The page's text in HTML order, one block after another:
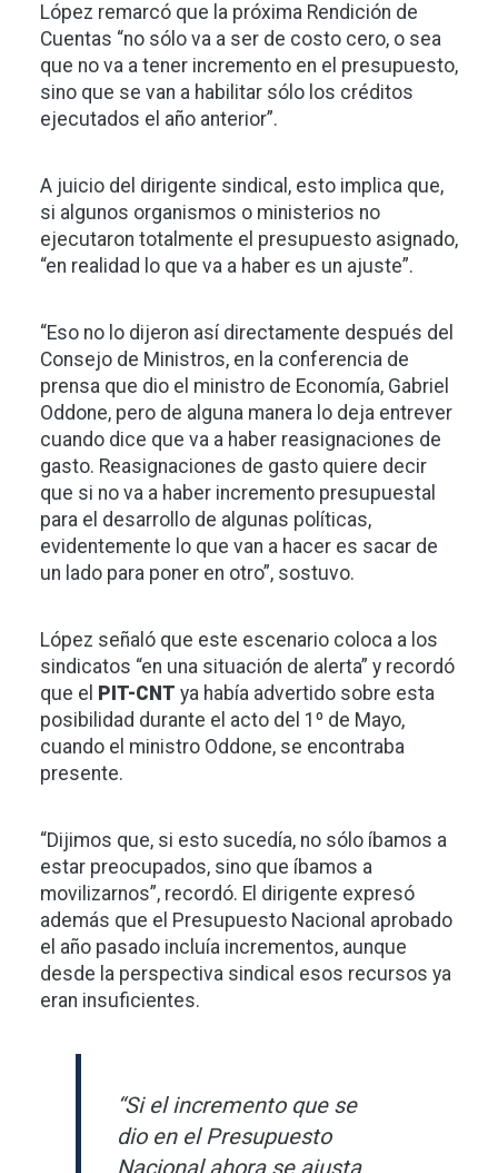
López remarcó que la próxima Rendición de
Cuentas “no sólo va a ser de costo cero, o sea
que no va a tener incremento en el presupuesto,
sino que se van a habilitar sólo los créditos
ejecutados el año anterior”.
A juicio del dirigente sindical, esto implica que,
si algunos organismos o ministerios no
ejecutaron totalmente el presupuesto asignado,
“en realidad lo que va a haber es un ajuste”.
“Eso no lo dijeron así directamente después del
Consejo de Ministros, en la conferencia de
prensa que dio el ministro de Economía, Gabriel
Oddone, pero de alguna manera lo deja entrever
cuando dice que va a haber reasignaciones de
gasto. Reasignaciones de gasto quiere decir
que si no va a haber incremento presupuestal
para el desarrollo de algunas políticas,
evidentemente lo que van a hacer es sacar de
un lado para poner en otro”, sostuvo.
López señaló que este escenario coloca a los
sindicatos “en una situación de alerta” y recordó
que el
PIT-CNT ya había advertido sobre esta
posibilidad durante el acto del 1º de Mayo,
cuando el ministro Oddone, se encontraba
presente.
“Dijimos que, si esto sucedía, no sólo íbamos a
estar preocupados, sino que íbamos a
movilizarnos”, recordó. El dirigente expresó
además que el Presupuesto Nacional aprobado
el año pasado incluía incrementos, aunque
desde la perspectiva sindical esos recursos ya
eran insuficientes.
“Si el incremento que se
dio en el Presupuesto